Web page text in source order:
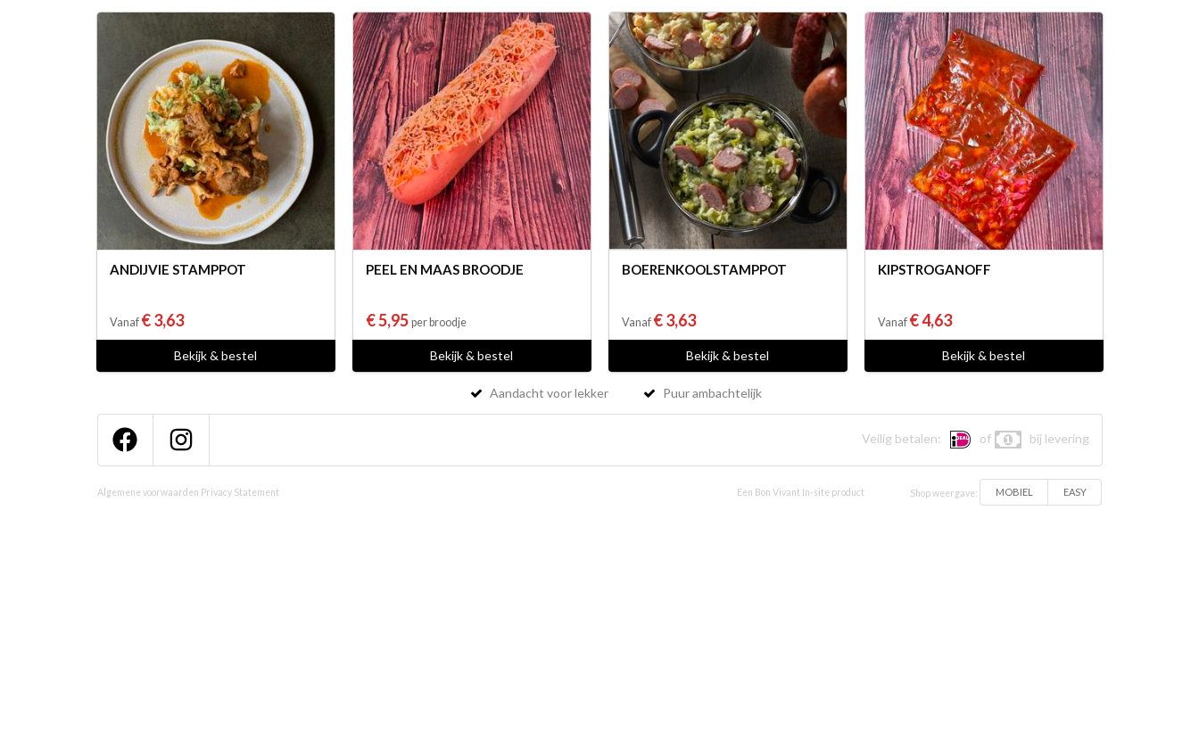
ANDIJVIE STAMPPOT
Vanaf € 3,63
Bekijk & bestel
PEEL EN MAAS BROODJE
€ 5,95 per broodje
Bekijk & bestel
BOERENKOOLSTAMPPOT
Vanaf € 3,63
Bekijk & bestel
KIPSTROGANOFF
Vanaf € 4,63
Bekijk & bestel
Aandacht voor lekker Puur ambachtelijk
Veilig betalen: of bij levering
Algemene voorwaarden Privacy Statement Een Bon Vivant In-site product Shop weergave: MOBIEL EASY